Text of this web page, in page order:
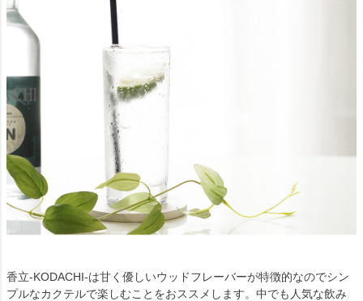
香立-KODACHI-は甘く優しいウッドフレーバーが特徴的なのでシン
プルなカクテルで楽しむことをおススメします。中でも人気な飲み